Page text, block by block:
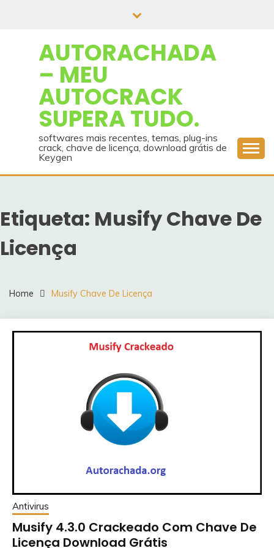
AUTORACHADA
– MEU
AUTOCRACK
SUPERA TUDO.
softwares mais recentes, temas, plug-ins
crack, chave de licença, download grátis de
Keygen
Etiqueta: Musify Chave De
Licença
Home Musify Chave De Licença
Antivirus
Musify 4.3.0 Crackeado Com Chave De
Licença Download Grátis